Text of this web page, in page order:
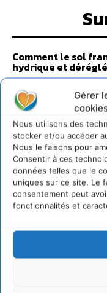
Gérer
Nous utilisons des
stocker et/ou accéder
Nous le faisons pour
Consentir à ces
données telles que le
uniques sur ce site. Le
consentement peut
fonctionnalités et
Comment le sol
hydrique et
2 août 2026
Développer notre
non humaines avec
30 juillet 2026
Un kit citoyen pour
développement
villes
29 juillet 2026
L’éco-anxiété
28 juillet 2026
7 indicateurs pour
adaptées au
27 juillet 2026